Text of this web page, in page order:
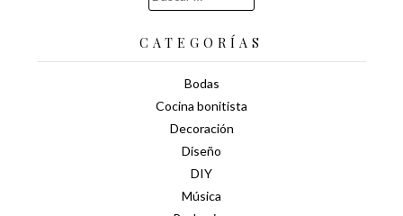
CATEGORÍAS
Bodas
Cocina bonitista
Decoración
Diseño
DIY
Música